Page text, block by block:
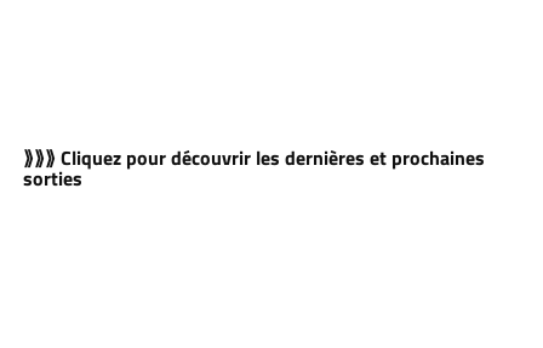
⟫⟫⟫ Cliquez pour découvrir les dernières et prochaines
sorties